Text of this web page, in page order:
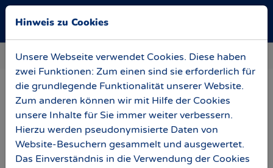
Skip to main navigation
Zum Hauptinhalt springen
Skip to page footer
Stadiontour 1962: Zuschauerrekord Atletico Madrid
Hinweis zu Cookies
Unsere Webseite verwendet Cookies. Diese haben
zwei Funktionen: Zum einen sind sie erforderlich für
die grundlegende Funktionalität unserer Website.
Zum anderen können wir mit Hilfe der Cookies
unsere Inhalte für Sie immer weiter verbessern.
Hierzu werden pseudonymisierte Daten von
Website-Besuchern gesammelt und ausgewertet.
Das Einverständnis in die Verwendung der Cookies